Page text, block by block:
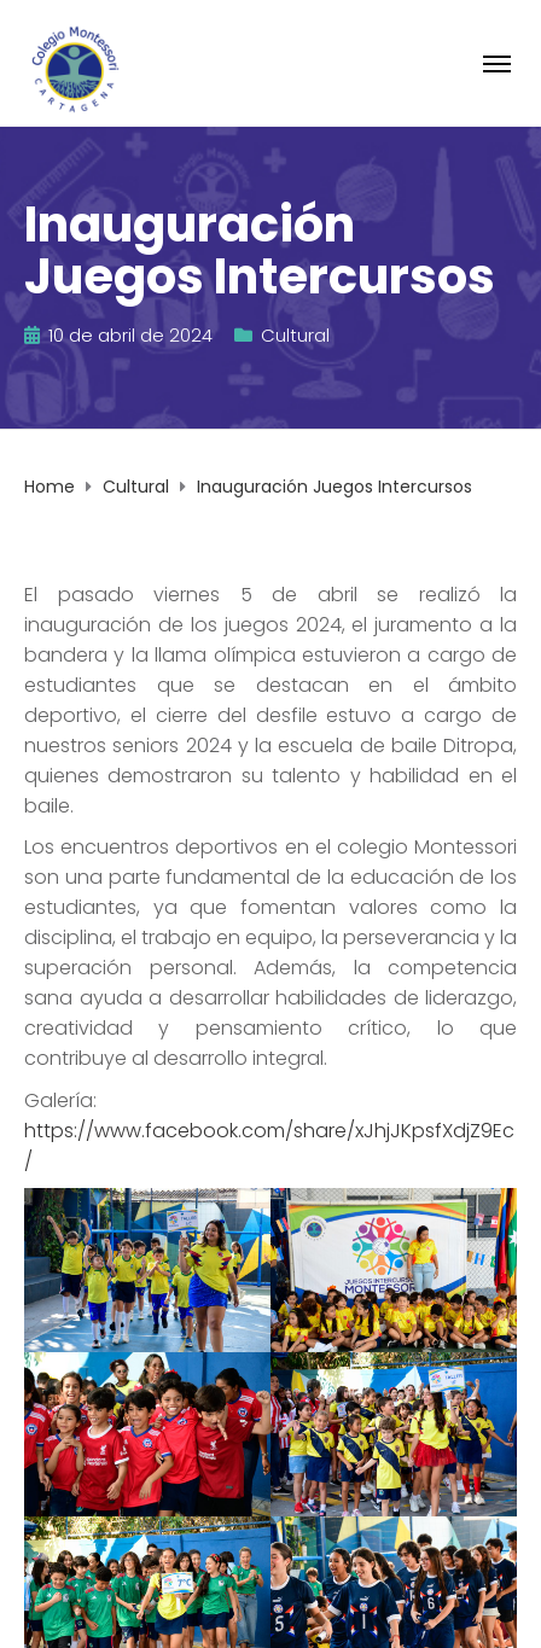
Inauguración
Juegos Intercursos
10 de abril de 2024 Cultural
Home Cultural Inauguración Juegos Intercursos
El pasado viernes 5 de abril se realizó la
inauguración de los juegos 2024, el juramento a la
bandera y la llama olímpica estuvieron a cargo de
estudiantes que se destacan en el ámbito
deportivo, el cierre del desfile estuvo a cargo de
nuestros seniors 2024 y la escuela de baile Ditropa,
quienes demostraron su talento y habilidad en el
baile.
Los encuentros deportivos en el colegio Montessori
son una parte fundamental de la educación de los
estudiantes, ya que fomentan valores como la
disciplina, el trabajo en equipo, la perseverancia y la
superación personal. Además, la competencia
sana ayuda a desarrollar habilidades de liderazgo,
creatividad y pensamiento crítico, lo que
contribuye al desarrollo integral.
Galería:
https://www.facebook.com/share/xJhjJKpsfXdjZ9Ec
/